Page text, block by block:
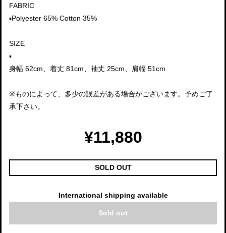
FABRIC
▪️Polyester 65% Cotton 35%
SIZE
▪️
身幅 62cm、着丈 81cm、袖丈 25cm、肩幅 51cm
※ものによって、多少の誤差がある場合がございます。予めご了
承下さい。
¥11,880
SOLD OUT
International shipping available
Sold out